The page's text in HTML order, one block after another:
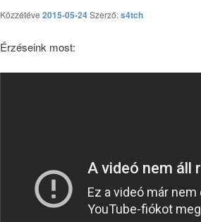
Közzétéve 2015-05-24Szerző:s4tch
Érzéseink most: